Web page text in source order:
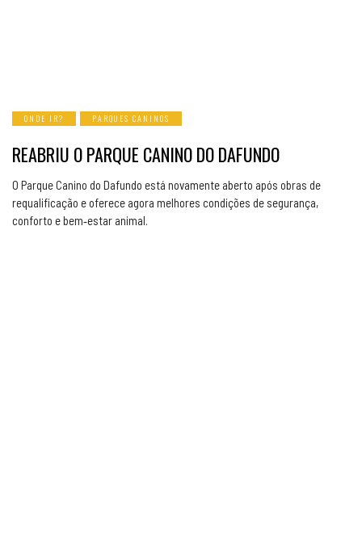
ONDE IR? PARQUES CANINOS
REABRIU O PARQUE CANINO DO DAFUNDO
O Parque Canino do Dafundo está novamente aberto após obras de
requalificação e oferece agora melhores condições de segurança,
conforto e bem‑estar animal.